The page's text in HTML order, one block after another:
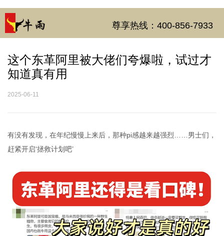
尊享热线：400-856-7933
这个东革阿里被大佬们夸爆啦，试过才
知道真有用
2025-06-11
有没有发现，在年纪慢慢上来后，那种pi感越来越强烈……男士们，
赶紧开启‘拯救计划吧’